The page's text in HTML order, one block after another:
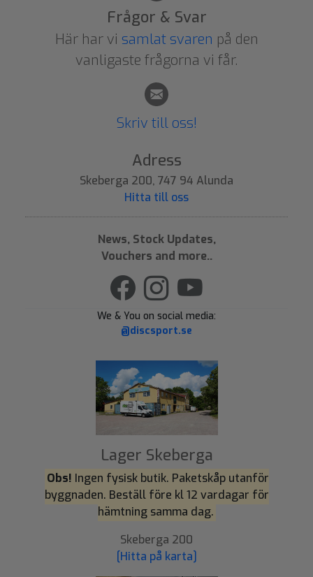
Frågor & Svar
Här har vi samlat svaren på den
vanligaste frågorna vi får.
Skriv till oss!
Adress
Skeberga 200, 747 94 Alunda
Hitta till oss
News, Stock Updates,
Vouchers and more..
We & You on social media:
@discsport.se
Lager Skeberga
Obs! Ingen fysisk butik. Paketskåp utanför
byggnaden. Beställ före kl 12 vardagar för
hämtning samma dag.
Skeberga 200
[Hitta på karta]